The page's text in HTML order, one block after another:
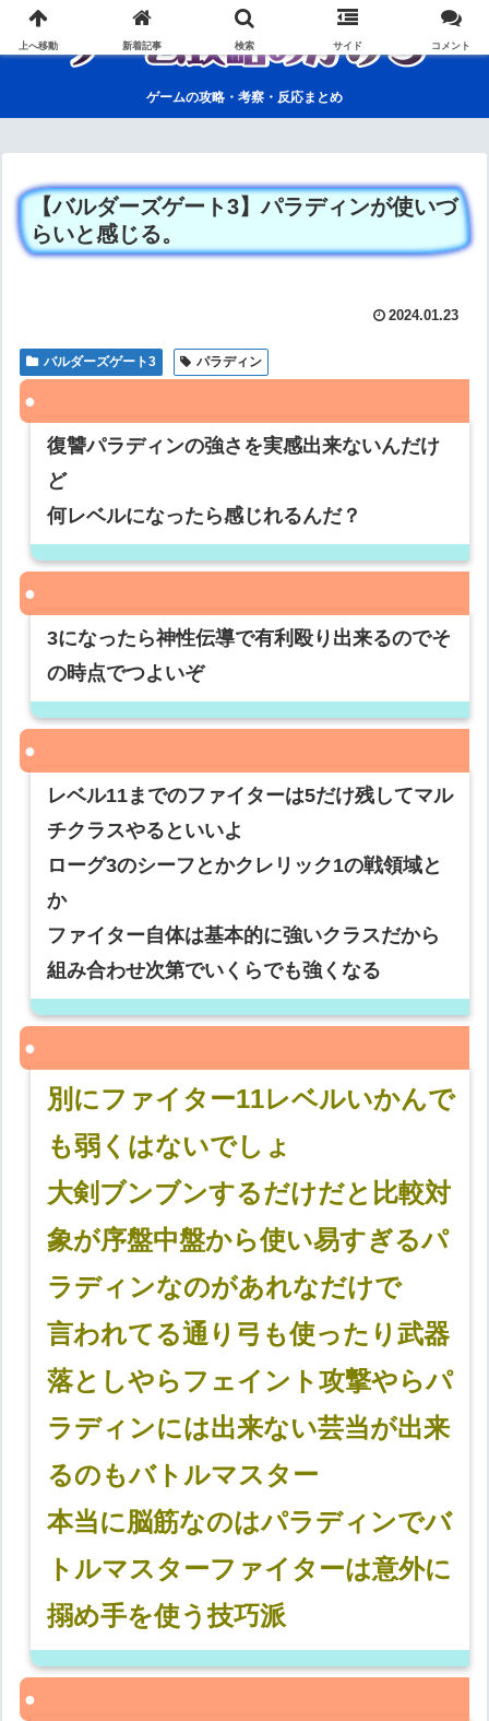
ゲームの攻略・考察・反応まとめ
【バルダーズゲート3】パラディンが使いづ
らいと感じる。
2024.01.23
バルダーズゲート3 パラディン
復讐パラディンの強さを実感出来ないんだけ
ど
何レベルになったら感じれるんだ？
3になったら神性伝導で有利殴り出来るのでそ
の時点でつよいぞ
レベル11までのファイターは5だけ残してマル
チクラスやるといいよ
ローグ3のシーフとかクレリック1の戦領域と
か
ファイター自体は基本的に強いクラスだから
組み合わせ次第でいくらでも強くなる
別にファイター11レベルいかんで
も弱くはないでしょ
大剣ブンブンするだけだと比較対
象が序盤中盤から使い易すぎるパ
ラディンなのがあれなだけで
言われてる通り弓も使ったり武器
落としやらフェイント攻撃やらパ
ラディンには出来ない芸当が出来
るのもバトルマスター
本当に脳筋なのはパラディンでバ
トルマスターファイターは意外に
搦め手を使う技巧派
上へ移動 新着記事 検索 サイド コメント